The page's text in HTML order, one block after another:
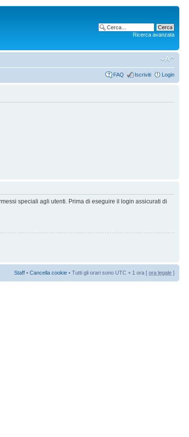
Ricerca avanzata
FAQ Iscriviti Login
speciali agli utenti. Prima di eseguire il login assicurati di
Staff • Cancella cookie • Tutti gli orari sono UTC + 1 ora [ ora legale ]